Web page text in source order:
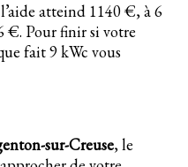
atteind 1140 €, à 6
€. Pour finir si votre
fait 9 kWc vous
sur-Creuse, le